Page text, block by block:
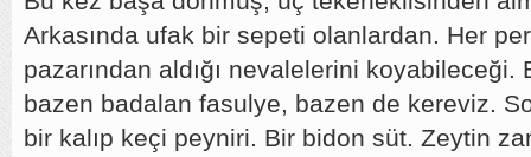
Arkasında ufak bir sepeti olanlardan. Her
pazarından aldığı nevalelerini
bazen badalan fasulye, bazen de kereviz.
bir kalıp keçi peyniri. Bir bidon süt. Zeytin